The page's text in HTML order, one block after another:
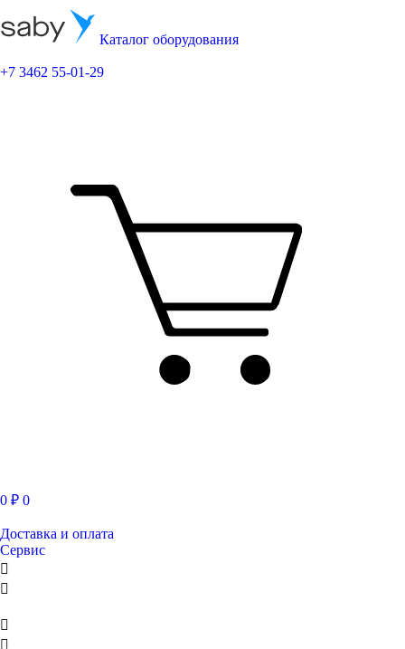
Каталог оборудования
+7 3462 55-01-29
0 ₽ 0
Доставка и оплата
Сервис